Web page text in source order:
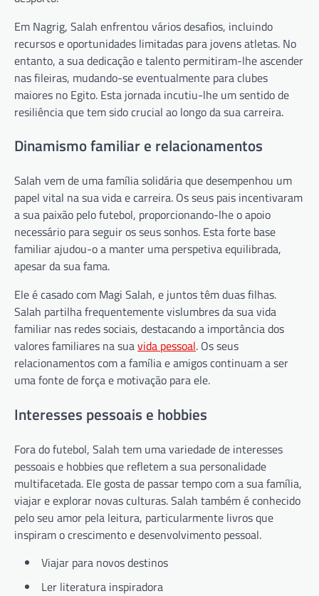
Em Nagrig, Salah enfrentou vários desafios, incluindo
recursos e oportunidades limitadas para jovens atletas. No
entanto, a sua dedicação e talento permitiram-lhe ascender
nas fileiras, mudando-se eventualmente para clubes
maiores no Egito. Esta jornada incutiu-lhe um sentido de
resiliência que tem sido crucial ao longo da sua carreira.
Dinamismo familiar e relacionamentos
Salah vem de uma família solidária que desempenhou um
papel vital na sua vida e carreira. Os seus pais incentivaram
a sua paixão pelo futebol, proporcionando-lhe o apoio
necessário para seguir os seus sonhos. Esta forte base
familiar ajudou-o a manter uma perspetiva equilibrada,
apesar da sua fama.
Ele é casado com Magi Salah, e juntos têm duas filhas.
Salah partilha frequentemente vislumbres da sua vida
familiar nas redes sociais, destacando a importância dos
valores familiares na suavida pessoal. Os seus
relacionamentos com a família e amigos continuam a ser
uma fonte de força e motivação para ele.
Interesses pessoais e hobbies
Fora do futebol, Salah tem uma variedade de interesses
pessoais e hobbies que refletem a sua personalidade
multifacetada. Ele gosta de passar tempo com a sua família,
viajar e explorar novas culturas. Salah também é conhecido
pelo seu amor pela leitura, particularmente livros que
inspiram o crescimento e desenvolvimento pessoal.
Viajar para novos destinos
Ler literatura inspiradora